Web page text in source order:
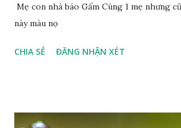
Mẹ con nhà báo Gấm Cùng 1 mẹ nhưng
này màu nọ
CHIA SẺ ĐĂNG NHẬN XÉT